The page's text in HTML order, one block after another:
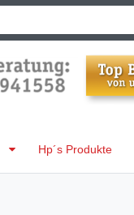
Hp´s Produkte